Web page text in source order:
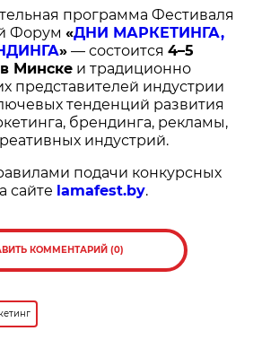
программа Фестиваля
Форум«ДНИ МАРКЕТИНГА,
» — состоится4–5
Минске и традиционно
представителей индустрии
тенденций развития
брендинга, рекламы,
индустрий.
подачи конкурсных
сайте lamafest.by.
КОММЕНТАРИЙ (0)